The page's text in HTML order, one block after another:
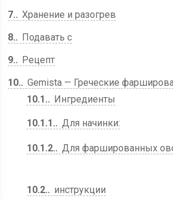
7.
Хранение и разогрев
8.
Подавать с
9.
Рецепт
10.
Gemista — Греческие
10.1.
Ингредиенты
10.1.1. Для начинки:
10.1.2. Для фаршированных
10.2. инструкции